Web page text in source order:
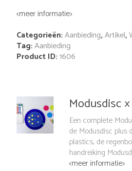
<meer informatie>
Categorieën:Aanbieding,Artikel,
Tag:Aanbieding
Product ID:1606
Modusdisc×
Een complete
de Modusdisc plus
plastics, de
handreiking
<meer informatie>